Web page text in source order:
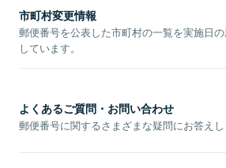
市町村変更情報
郵便番号を公表した市町村の一覧を実施日
しています。
よくあるご質問・お問い合わせ
郵便番号に関するさまざまな疑問にお答えし